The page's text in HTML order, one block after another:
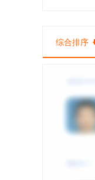
综合排序